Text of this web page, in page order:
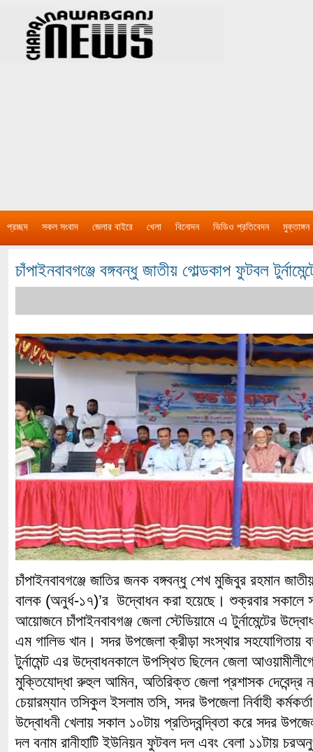
প্রচ্ছদ সকল সংবাদ জেলার বাইরে খেলা বিনোদন ভিডিও প্রতিবেদন মুক্তাঙ্গন
চাঁপাইনবাবগঞ্জে বঙ্গবন্ধু জাতীয় গোল্ডকাপ ফুটবল
চাঁপাইনবাবগঞ্জে জাতির জনক বঙ্গবন্ধু শেখ মুজিবুর রহমান
বালক (অনুর্ধ-১৭)’র উদ্বোধন করা হয়েছে। শুক্রবার সকালে
আয়োজনে চাঁপাইনবাবগঞ্জ জেলা স্টেডিয়ামে এ টুর্নামেন্টের
এম গালিভ খান। সদর উপজেলা ক্রীড়া সংস্থার সহযোগিতায়
টুর্নামেন্ট এর উদ্বোধনকালে উপস্থিত ছিলেন জেলা
মুক্তিযোদ্ধা রুহুল আমিন, অতিরিক্ত জেলা প্রশাসক দেবেন্দ্র
চেয়ারম্যান তসিকুল ইসলাম তসি, সদর উপজেলা নির্বাহী
উদ্বোধনী খেলায় সকাল ১০টায় প্রতিদ্বন্দ্বিতা করে সদর
দল বনাম রানীহাটি ইউনিয়ন ফুটবল দল এবং বেলা ১১টায়